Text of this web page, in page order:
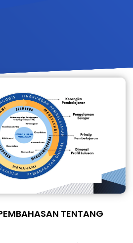
TENTANG